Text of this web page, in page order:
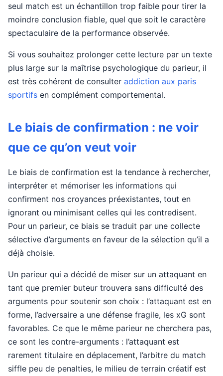
seul match est un échantillon trop faible pour tirer la
moindre conclusion fiable, quel que soit le caractère
spectaculaire de la performance observée.
Si vous souhaitez prolonger cette lecture par un texte
plus large sur la maîtrise psychologique du parieur, il
est très cohérent de consulter addiction aux paris
sportifs en complément comportemental.
Le biais de confirmation : ne voir
que ce qu’on veut voir
Le biais de confirmation est la tendance à rechercher,
interpréter et mémoriser les informations qui
confirment nos croyances préexistantes, tout en
ignorant ou minimisant celles qui les contredisent.
Pour un parieur, ce biais se traduit par une collecte
sélective d’arguments en faveur de la sélection qu’il a
déjà choisie.
Un parieur qui a décidé de miser sur un attaquant en
tant que premier buteur trouvera sans difficulté des
arguments pour soutenir son choix : l’attaquant est en
forme, l’adversaire a une défense fragile, les xG sont
favorables. Ce que le même parieur ne cherchera pas,
ce sont les contre-arguments : l’attaquant est
rarement titulaire en déplacement, l’arbitre du match
siffle peu de penalties, le milieu de terrain créatif est